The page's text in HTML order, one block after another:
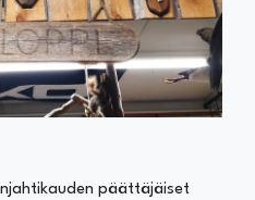
päättäjäiset